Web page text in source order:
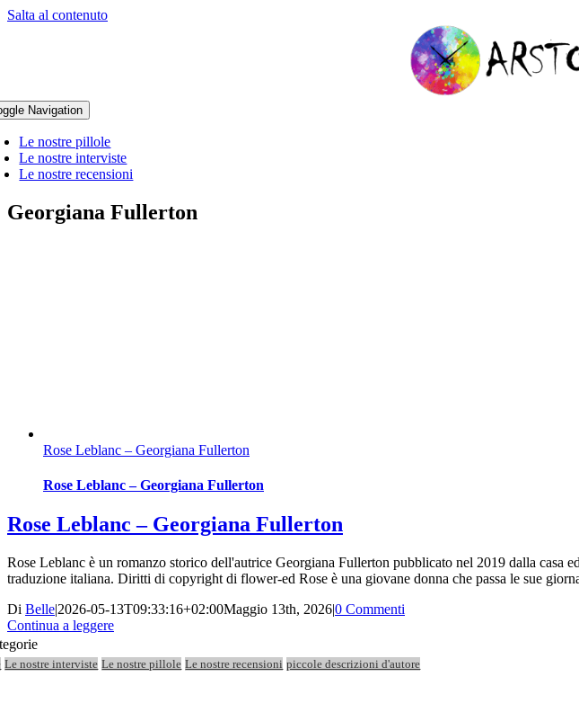
Salta al contenuto
Navigation
Le nostre pillole
Le nostre interviste
Le nostre recensioni
Georgiana Fullerton
Rose Leblanc – Georgiana Fullerton
Rose Leblanc – Georgiana Fullerton
Rose Leblanc – Georgiana Fullerton
Rose Leblanc è un romanzo storico dell'autrice Georgiana Fullerton pubblicato nel 2019 dalla casa
traduzione italiana. Diritti di copyright di flower-ed Rose è una giovane donna che passa le sue
Di Belle|2026-05-13T09:33:16+02:00Maggio 13th, 2026|0 Commenti
Continua a leggere
Le nostre interviste Le nostre pillole Le nostre recensioni piccole descrizioni d'autore